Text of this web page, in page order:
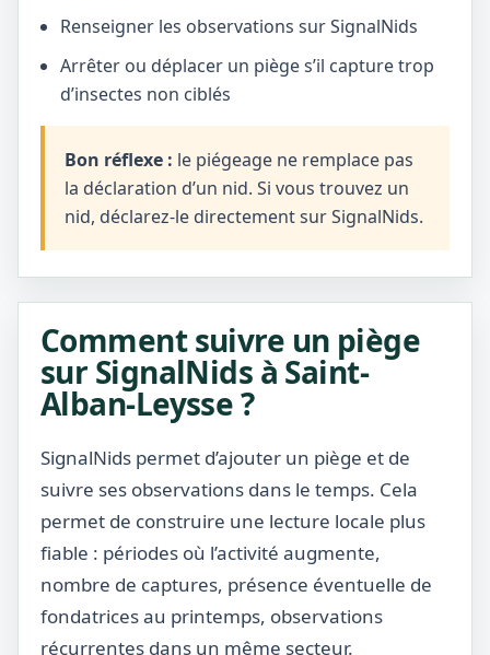
Renseigner les observations sur SignalNids
Arrêter ou déplacer un piège s’il capture trop
d’insectes non ciblés
Bon réflexe : le piégeage ne remplace pas
la déclaration d’un nid. Si vous trouvez un
nid, déclarez-le directement sur SignalNids.
Comment suivre un piège
sur SignalNids à Saint-
Alban-Leysse ?
SignalNids permet d’ajouter un piège et de
suivre ses observations dans le temps. Cela
permet de construire une lecture locale plus
fiable : périodes où l’activité augmente,
nombre de captures, présence éventuelle de
fondatrices au printemps, observations
récurrentes dans un même secteur.